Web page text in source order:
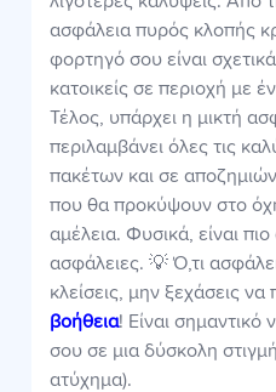
ασφάλεια πυρός κλοπής
φορτηγό σου είναι
κατοικείς σε περιοχή με
Τέλος, υπάρχει η μικτή
περιλαμβάνει όλες τις
πακέτων και σε
που θα προκύψουν στο
αμέλεια. Φυσικά, είναι
ασφάλειες. 💡 Ό,τι
κλείσεις, μην ξεχάσεις να
βοήθεια! Είναι σημαντικό
σου σε μια δύσκολη
ατύχημα).